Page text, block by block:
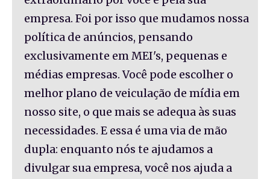
empresa. Foi por isso que mudamos nossa
política de anúncios, pensando
exclusivamente em MEI's, pequenas e
médias empresas. Você pode escolher o
melhor plano de veiculação de mídia em
nosso site, o que mais se adequa às suas
necessidades. E essa é uma via de mão
dupla: enquanto nós te ajudamos a
divulgar sua empresa, você nos ajuda a